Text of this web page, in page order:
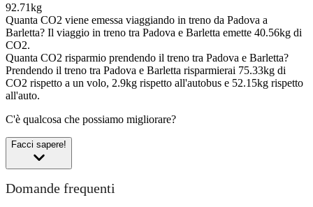
92.71kg
Quanta CO2 viene emessa viaggiando in treno da Padova a
Barletta? Il viaggio in treno tra Padova e Barletta emette 40.56kg di
CO2.
Quanta CO2 risparmio prendendo il treno tra Padova e Barletta?
Prendendo il treno tra Padova e Barletta risparmierai 75.33kg di
CO2 rispetto a un volo, 2.9kg rispetto all'autobus e 52.15kg rispetto
all'auto.
C'è qualcosa che possiamo migliorare?
Facci sapere!
Domande frequenti